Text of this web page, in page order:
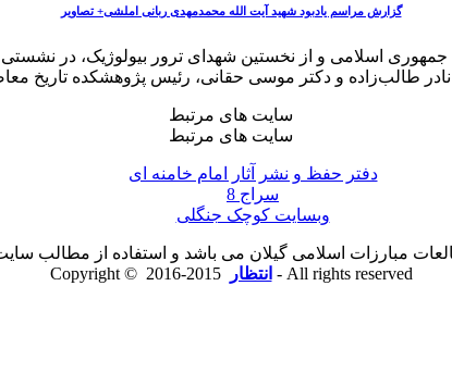
گزارش مراسم یادبود شهید آیت الله محمدمهدی ربانی املشی+ تصاویر
اسلامی و از نخستین شهدای ترور بیولوژیک، در نشستی
سایت های مرتبط
سایت های مرتبط
دفتر حفظ و نشر آثار امام خامنه ای
سراج 8
وبسایت کوچک جنگلی
مبارزات اسلامی گیلان می باشد و استفاده از مطالب سایت
Copyright ©
انتظار 2015-2016 - All rights reserved